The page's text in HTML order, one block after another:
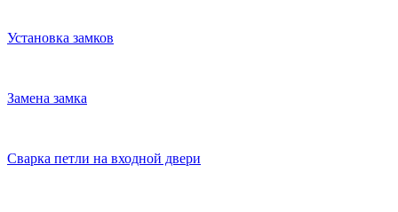
Установка замков
Замена замка
Сварка петли на входной двери